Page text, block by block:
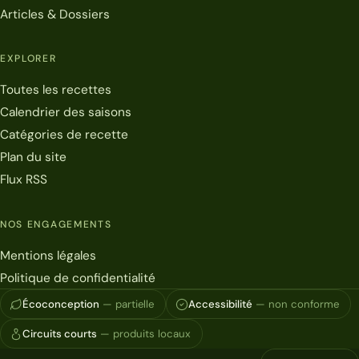
Articles & Dossiers
EXPLORER
Toutes les recettes
Calendrier des saisons
Catégories de recette
Plan du site
Flux RSS
NOS ENGAGEMENTS
Mentions légales
Politique de confidentialité
Écoconception — partielle Accessibilité — non conforme
Circuits courts — produits locaux